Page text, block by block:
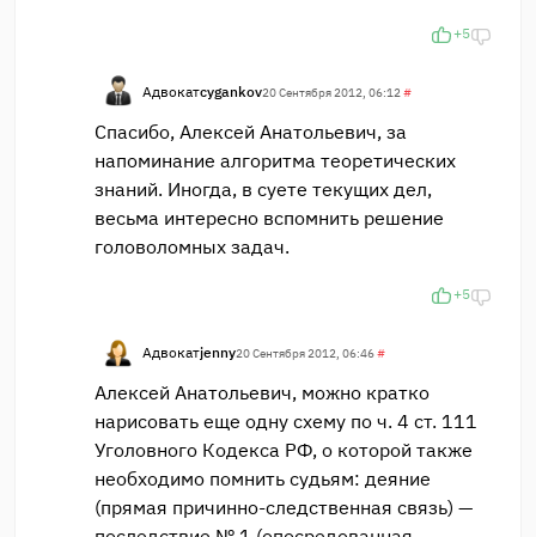
+5
Адвокатcygankov20 Сентября 2012, 06:12#
Спасибо, Алексей Анатольевич, за
напоминание алгоритма теоретических
знаний. Иногда, в суете текущих дел,
весьма интересно вспомнить решение
головоломных задач.
+5
Адвокатjenny20 Сентября 2012, 06:46#
Алексей Анатольевич, можно кратко
нарисовать еще одну схему по ч. 4 ст. 111
Уголовного Кодекса РФ, о которой также
необходимо помнить судьям: деяние
(прямая причинно-следственная связь) —